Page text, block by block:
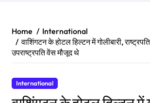
Home
International
वाशिंगटन के होटल हिल्टन में गोलीबारी,
उपराष्ट्रपति वेंस मौजूद थे
International